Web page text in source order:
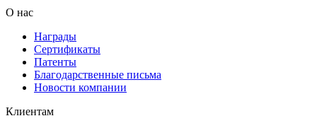
О нас
Награды
Сертификаты
Патенты
Благодарственные письма
Новости компании
Клиентам